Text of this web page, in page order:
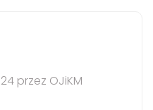
przez OJiKM